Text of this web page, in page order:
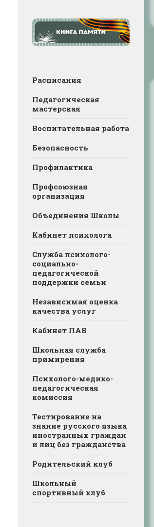
Расписания
Педагогическая
мастерская
Воспитательная работа
Безопасность
Профилактика
Профсоюзная
организация
Объединения Школы
Кабинет психолога
Служба психолого-
социально-
педагогической
поддержки семьи
Независимая оценка
качества услуг
Кабинет ПАВ
Школьная служба
примирения
Психолого-медико-
педагогическая
комиссия
Тестирование на
знание русского языка
иностранных граждан
и лиц без гражданства
Родительский клуб
Школьный
спортивный клуб